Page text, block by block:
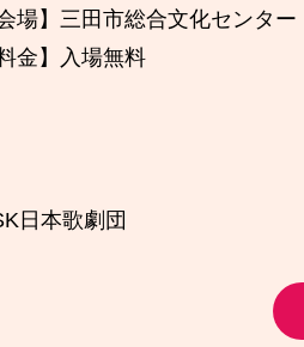
会場】三田市総合文化センタ
料金】入場無料
日本歌劇団